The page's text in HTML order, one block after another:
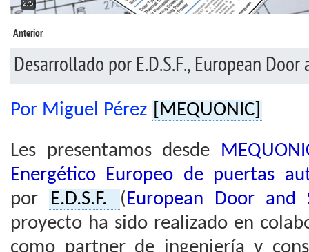
2/5
Anterior
Desarrollado por E.D.S.F., European
Por Miguel Pérez [MEQUONIC]
Les presentamos desde
Energético Europeo de puertas
por
E.D.S.F. (European Door and
proyecto ha sido realizado en
como partner de ingeniería y